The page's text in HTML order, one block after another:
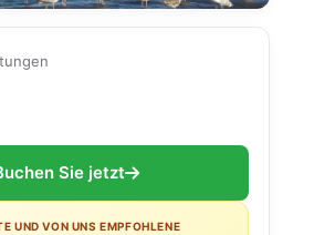
Sie jetzt
UND VON UNS EMPFOHLENE